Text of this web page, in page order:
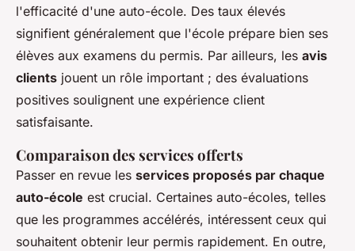
l'efficacité d'une auto-école. Des taux élevés
signifient généralement que l'école prépare bien ses
élèves aux examens du permis. Par ailleurs, les avis
clients jouent un rôle important ; des évaluations
positives soulignent une expérience client
satisfaisante.
Comparaison des services offerts
Passer en revue les services proposés par chaque
auto-école est crucial. Certaines auto-écoles, telles
que les programmes accélérés, intéressent ceux qui
souhaitent obtenir leur permis rapidement. En outre,